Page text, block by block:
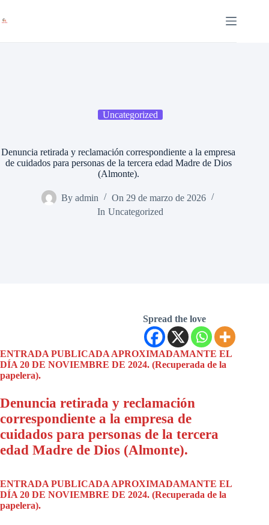
contenido
Uncategorized
Denuncia retirada y reclamación correspondiente a la empresa
de cuidados para personas de la tercera edad Madre de Dios
(Almonte).
By admin On 29 de marzo de 2026
In Uncategorized
Spread the love
ENTRADA PUBLICADA APROXIMADAMANTE EL
DÍA 20 DE NOVIEMBRE DE 2024. (Recuperada de la
papelera).
Denuncia retirada y reclamación
correspondiente a la empresa de
cuidados para personas de la tercera
edad Madre de Dios (Almonte).
ENTRADA PUBLICADA APROXIMADAMANTE EL
DÍA 20 DE NOVIEMBRE DE 2024. (Recuperada de la
papelera).